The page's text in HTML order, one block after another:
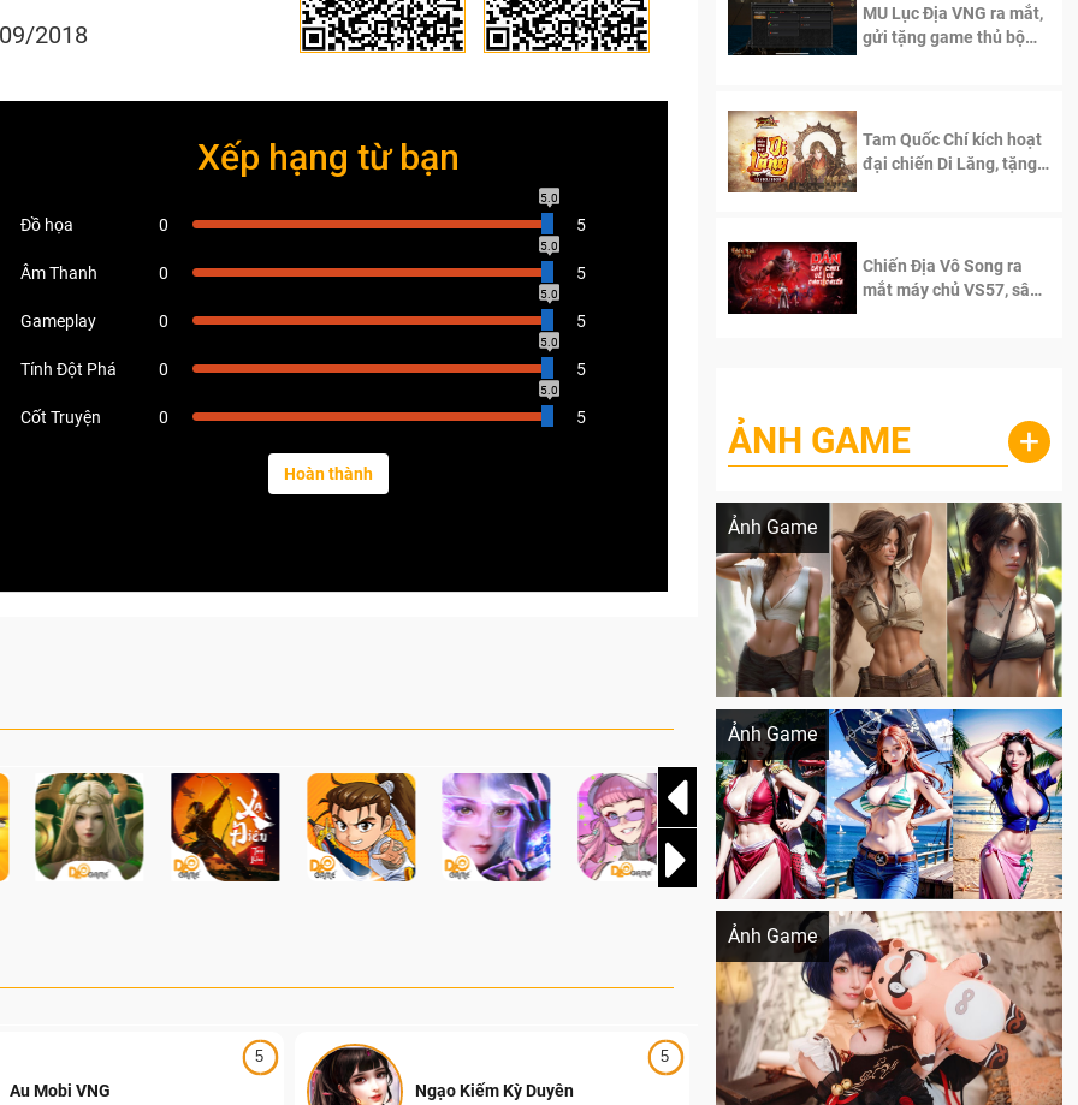
2018
Xếp hạng từ bạn
Đồ họa 0
5.0
5
Âm Thanh 0
5.0
5
Gameplay 0
5.0
5
Tính Đột Phá 0
5.0
5
Cốt Truyện 0
5.0
5
5
Au Mobi VNG
5
Ngạo Kiếm Kỳ Duyên Ngạo Thiên Mobile
MU Lục Địa VNG ra mắt,
gửi tặng game thủ bộ
Tam Quốc Chí kích hoạt
đại chiến Di Lăng, tặng
Chiến Địa Vô Song ra
mắt máy chủ VS57, sân
ẢNH GAME +
Ảnh Game
Lala Croft vừa nóng vừa xinh dưới nét vẽ
Ảnh Game
Khi AI Cosplay gái đẹp One Piece
Ảnh Game
Cosplay Xiangling siêu cute